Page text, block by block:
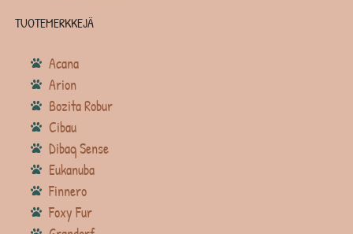
TUOTEMERKKEJÄ
Acana
Arion
Bozita Robur
Cibau
Dibaq Sense
Eukanuba
Finnero
Foxy Fur